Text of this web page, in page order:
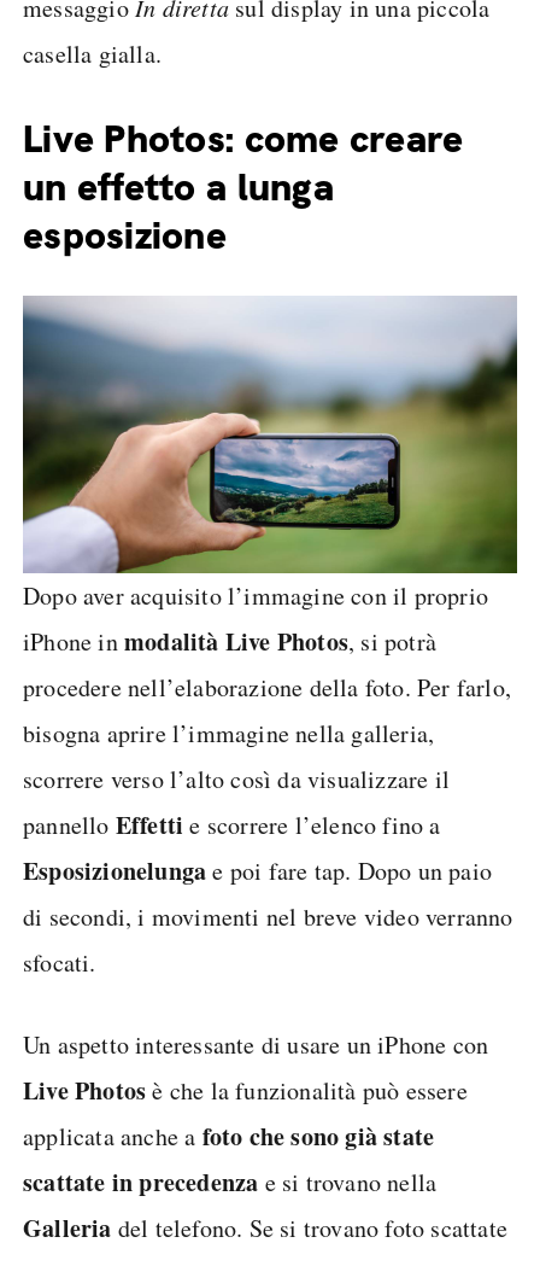
messaggioIn diretta sul display in una piccola
casella gialla.
Live Photos: come creare
un effetto a lunga
esposizione
Dopo aver acquisito l’immagine con il proprio
iPhone inmodalità Live Photos, si potrà
procedere nell’elaborazione della foto. Per farlo,
bisogna aprire l’immagine nella galleria,
scorrere verso l’alto così da visualizzare il
pannello Effetti e scorrere l’elenco fino a
Esposizionelungae poi fare tap. Dopo un paio
di secondi, i movimenti nel breve video verranno
sfocati.
Un aspetto interessante di usare un iPhone con
Live Photosè che la funzionalità può essere
applicata anche a foto che sono già state
scattate in precedenza e si trovano nella
Galleria del telefono. Se si trovano foto scattate